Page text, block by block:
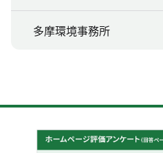
多摩環境事務所